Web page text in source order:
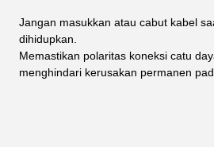
Jangan masukkan atau cabut kabel
dihidupkan.
Memastikan polaritas koneksi catu
menghindari kerusakan permanen